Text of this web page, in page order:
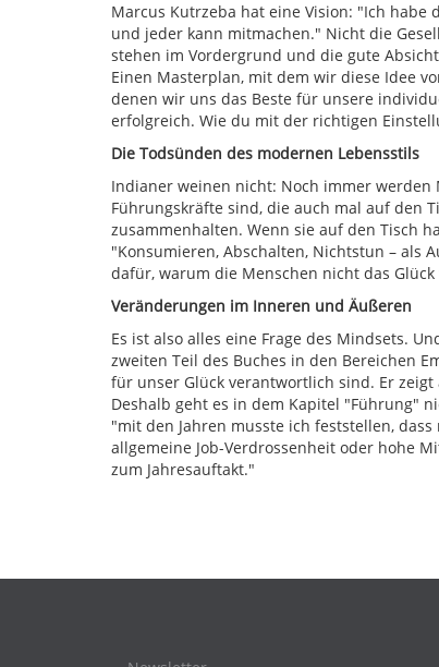
Marcus Kutrzeba hat eine Vision: "Ich habe
und jeder kann mitmachen." Nicht die
stehen im Vordergrund und die gute
Einen Masterplan, mit dem wir diese Idee
denen wir uns das Beste für unsere
erfolgreich. Wie du mit der richtigen
Die Todsünden des modernen Lebensstils
Indianer weinen nicht: Noch immer werden
Führungskräfte sind, die auch mal auf den
zusammenhalten. Wenn sie auf den Tisch
"Konsumieren, Abschalten, Nichtstun – als
dafür, warum die Menschen nicht das
Veränderungen im Inneren und Äußeren
Es ist also alles eine Frage des Mindsets.
zweiten Teil des Buches in den Bereichen
für unser Glück verantwortlich sind. Er
Deshalb geht es in dem Kapitel "Führung"
"mit den Jahren musste ich feststellen,
allgemeine Job-Verdrossenheit oder hohe
zum Jahresauftakt."